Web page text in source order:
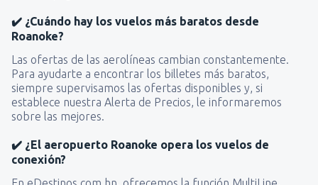
✔️ ¿Cuándo hay los vuelos más baratos desde
Roanoke?
Las ofertas de las aerolíneas cambian constantemente.
Para ayudarte a encontrar los billetes más baratos,
siempre supervisamos las ofertas disponibles y, si
establece nuestra Alerta de Precios, le informaremos
sobre las mejores.
✔️ ¿El aeropuerto Roanoke opera los vuelos de
conexión?